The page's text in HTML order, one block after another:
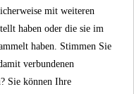
mit weiteren
haben oder die sie im
haben. Stimmen Sie
verbundenen
Sie können Ihre